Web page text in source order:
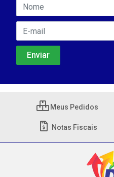
Meus Pedidos
Notas Fiscais